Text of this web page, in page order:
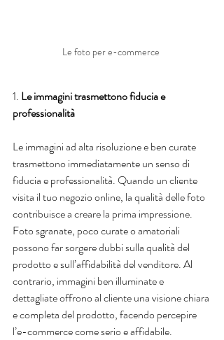
Le foto per e-commerce
1. Le immagini trasmettono fiducia e
professionalità
Le immagini ad alta risoluzione e ben curate
trasmettono immediatamente un senso di
fiducia e professionalità. Quando un cliente
visita il tuo negozio online, la qualità delle foto
contribuisce a creare la prima impressione.
Foto sgranate, poco curate o amatoriali
possono far sorgere dubbi sulla qualità del
prodotto e sull’affidabilità del venditore. Al
contrario, immagini ben illuminate e
dettagliate offrono al cliente una visione chiara
e completa del prodotto, facendo percepire
l’e-commerce come serio e affidabile.